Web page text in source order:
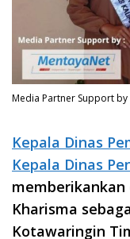
Media Partner Support by
Kepala Dinas
Kepala Dinas
memberikankan
Kharisma
Kotawaringin